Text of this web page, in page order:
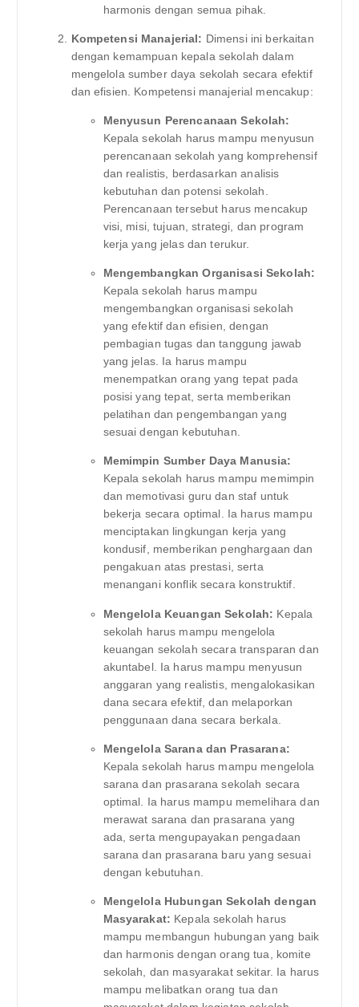
harmonis dengan semua pihak.
Kompetensi Manajerial: Dimensi ini berkaitan
dengan kemampuan kepala sekolah dalam
mengelola sumber daya sekolah secara efektif
dan efisien. Kompetensi manajerial mencakup:
Menyusun Perencanaan Sekolah:
Kepala sekolah harus mampu menyusun
perencanaan sekolah yang komprehensif
dan realistis, berdasarkan analisis
kebutuhan dan potensi sekolah.
Perencanaan tersebut harus mencakup
visi, misi, tujuan, strategi, dan program
kerja yang jelas dan terukur.
Mengembangkan Organisasi Sekolah:
Kepala sekolah harus mampu
mengembangkan organisasi sekolah
yang efektif dan efisien, dengan
pembagian tugas dan tanggung jawab
yang jelas. Ia harus mampu
menempatkan orang yang tepat pada
posisi yang tepat, serta memberikan
pelatihan dan pengembangan yang
sesuai dengan kebutuhan.
Memimpin Sumber Daya Manusia:
Kepala sekolah harus mampu memimpin
dan memotivasi guru dan staf untuk
bekerja secara optimal. Ia harus mampu
menciptakan lingkungan kerja yang
kondusif, memberikan penghargaan dan
pengakuan atas prestasi, serta
menangani konflik secara konstruktif.
Mengelola Keuangan Sekolah: Kepala
sekolah harus mampu mengelola
keuangan sekolah secara transparan dan
akuntabel. Ia harus mampu menyusun
anggaran yang realistis, mengalokasikan
dana secara efektif, dan melaporkan
penggunaan dana secara berkala.
Mengelola Sarana dan Prasarana:
Kepala sekolah harus mampu mengelola
sarana dan prasarana sekolah secara
optimal. Ia harus mampu memelihara dan
merawat sarana dan prasarana yang
ada, serta mengupayakan pengadaan
sarana dan prasarana baru yang sesuai
dengan kebutuhan.
Mengelola Hubungan Sekolah dengan
Masyarakat: Kepala sekolah harus
mampu membangun hubungan yang baik
dan harmonis dengan orang tua, komite
sekolah, dan masyarakat sekitar. Ia harus
mampu melibatkan orang tua dan